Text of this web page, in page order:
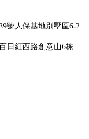
號人保基地別墅區6-2
日紅西路創意山6栋